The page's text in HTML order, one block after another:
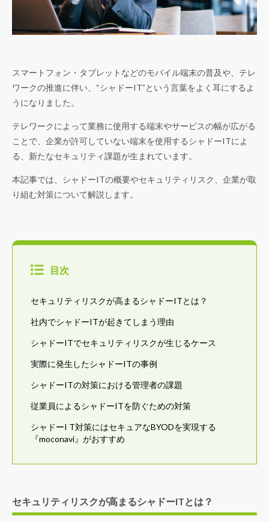
スマートフォン・タブレットなどのモバイル端末の普及や、テレ
ワークの推進に伴い、“シャドーIT”という言葉をよく耳にするよ
うになりました。
テレワークによって業務に使用する端末やサービスの幅が広がる
ことで、企業が許可していない端末を使用するシャドーITによ
る、新たなセキュリティ課題が生まれています。
本記事では、シャドーITの概要やセキュリティリスク、企業が取
り組む対策について解説します。
目次
セキュリティリスクが高まるシャドーITとは？
社内でシャドーITが起きてしまう理由
シャドーITでセキュリティリスクが生じるケース
実際に発生したシャドーITの事例
シャドーITの対策における管理者の課題
従業員によるシャドーITを防ぐための対策
シャドーI T対策にはセキュアなBYODを実現する
『moconavi』がおすすめ
セキュリティリスクが高まるシャドーITとは？